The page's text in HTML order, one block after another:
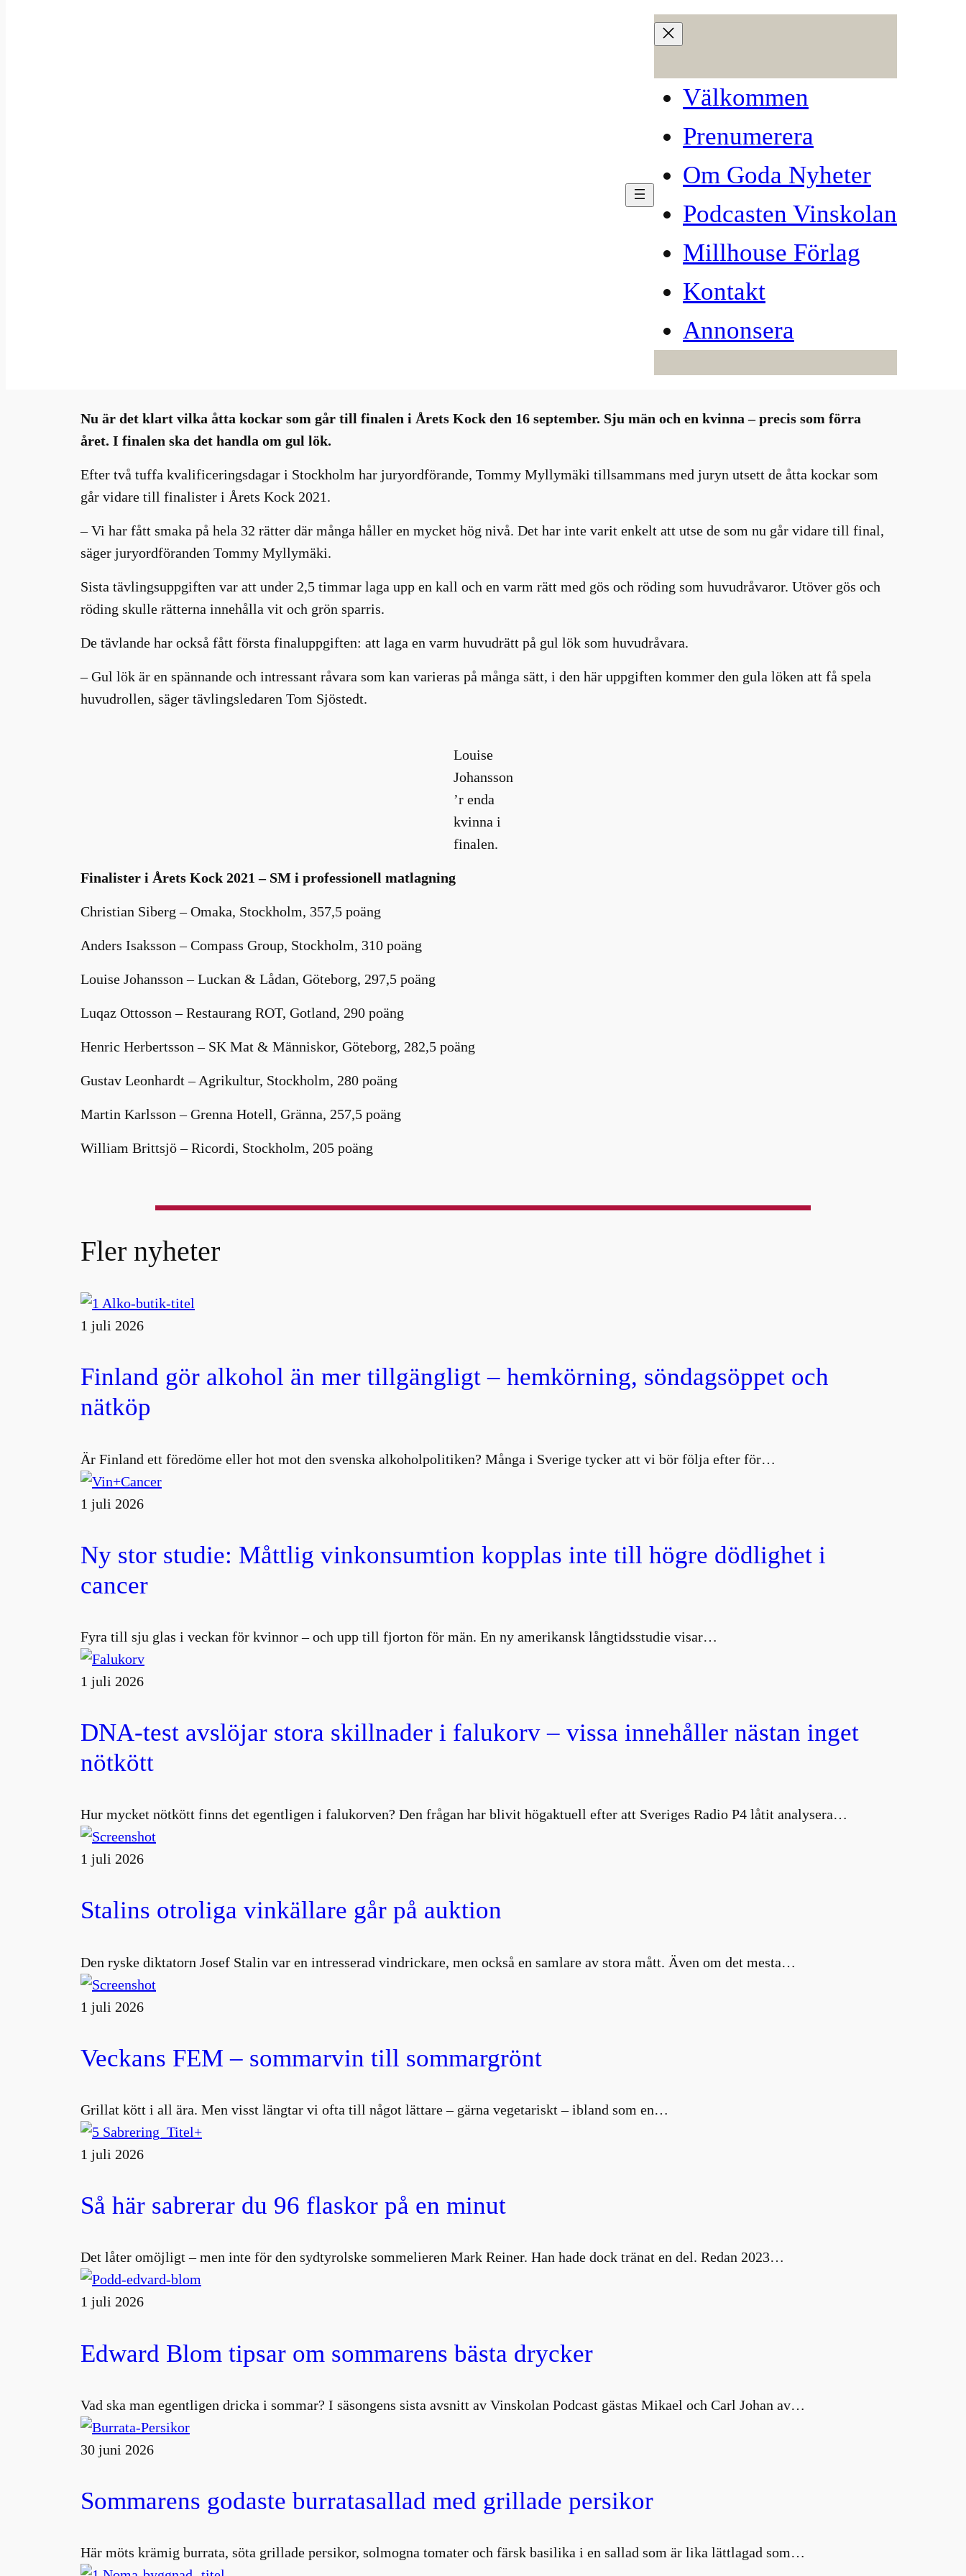
Välkommen
Prenumerera
Om Goda Nyheter
Podcasten Vinskolan
Millhouse Förlag
Kontakt
Annonsera
Nu är det klart vilka åtta kockar som går till finalen i Årets Kock den 16 september. Sju män och en kvinna – precis som förra
året. I finalen ska det handla om gul lök.
Efter två tuffa kvalificeringsdagar i Stockholm har juryordförande, Tommy Myllymäki tillsammans med juryn utsett de åtta kockar som
går vidare till finalister i Årets Kock 2021.
– Vi har fått smaka på hela 32 rätter där många håller en mycket hög nivå. Det har inte varit enkelt att utse de som nu går vidare till final,
säger juryordföranden Tommy Myllymäki.
Sista tävlingsuppgiften var att under 2,5 timmar laga upp en kall och en varm rätt med gös och röding som huvudråvaror. Utöver gös och
röding skulle rätterna innehålla vit och grön sparris.
De tävlande har också fått första finaluppgiften: att laga en varm huvudrätt på gul lök som huvudråvara.
– Gul lök är en spännande och intressant råvara som kan varieras på många sätt, i den här uppgiften kommer den gula löken att få spela
huvudrollen, säger tävlingsledaren Tom Sjöstedt.
Louise
Johansson
’r enda
kvinna i
finalen.
Finalister i Årets Kock 2021 – SM i professionell matlagning
Christian Siberg – Omaka, Stockholm, 357,5 poäng
Anders Isaksson – Compass Group, Stockholm, 310 poäng
Louise Johansson – Luckan & Lådan, Göteborg, 297,5 poäng
Luqaz Ottosson – Restaurang ROT, Gotland, 290 poäng
Henric Herbertsson – SK Mat & Människor, Göteborg, 282,5 poäng
Gustav Leonhardt – Agrikultur, Stockholm, 280 poäng
Martin Karlsson – Grenna Hotell, Gränna, 257,5 poäng
William Brittsjö – Ricordi, Stockholm, 205 poäng
Fler nyheter
1 juli 2026
Finland gör alkohol än mer tillgängligt – hemkörning, söndagsöppet och
nätköp
Är Finland ett föredöme eller hot mot den svenska alkoholpolitiken? Många i Sverige tycker att vi bör följa efter för…
1 juli 2026
Ny stor studie: Måttlig vinkonsumtion kopplas inte till högre dödlighet i
cancer
Fyra till sju glas i veckan för kvinnor – och upp till fjorton för män. En ny amerikansk långtidsstudie visar…
1 juli 2026
DNA-test avslöjar stora skillnader i falukorv – vissa innehåller nästan inget
nötkött
Hur mycket nötkött finns det egentligen i falukorven? Den frågan har blivit högaktuell efter att Sveriges Radio P4 låtit analysera…
1 juli 2026
Stalins otroliga vinkällare går på auktion
Den ryske diktatorn Josef Stalin var en intresserad vindrickare, men också en samlare av stora mått. Även om det mesta…
1 juli 2026
Veckans FEM – sommarvin till sommargrönt
Grillat kött i all ära. Men visst längtar vi ofta till något lättare – gärna vegetariskt – ibland som en…
1 juli 2026
Så här sabrerar du 96 flaskor på en minut
Det låter omöjligt – men inte för den sydtyrolske sommelieren Mark Reiner. Han hade dock tränat en del. Redan 2023…
1 juli 2026
Edward Blom tipsar om sommarens bästa drycker
Vad ska man egentligen dricka i sommar? I säsongens sista avsnitt av Vinskolan Podcast gästas Mikael och Carl Johan av…
30 juni 2026
Sommarens godaste burratasallad med grillade persikor
Här möts krämig burrata, söta grillade persikor, solmogna tomater och färsk basilika i en sallad som är lika lättlagad som…